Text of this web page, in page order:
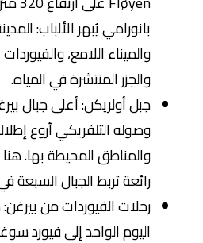
بانورامي يُبهر الألباب:
والميناء اللامع،
والجزر المنتشرة في المياه.
جبل أولريكن: أعلى جبال
وصوله التلفريكي أروع
والمناطق المحيطة بها.
رائعة تربط الجبال السبعة
رحلات الفيوردات من